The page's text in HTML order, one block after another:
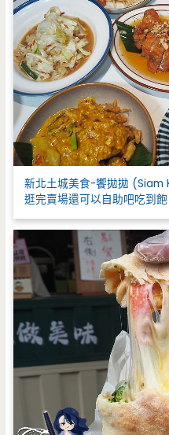
新北土城美食-饗拋拋 (Siam
逛完賣場還可以自助吧吃到飽